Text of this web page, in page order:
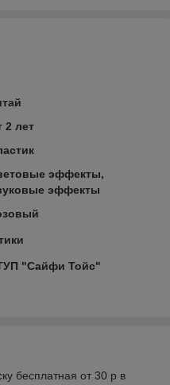
2 лет
эффекты,
эффекты
"Сайфи Тойс"
бесплатная от 30 р в